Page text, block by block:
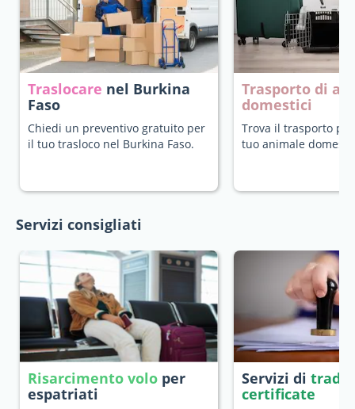
Traslocare nel Burkina
Faso
Chiedi un preventivo gratuito per
il tuo trasloco nel Burkina Faso.
Trasporto di
domestici
Trova il trasporto
tuo animale
Servizi consigliati
Risarcimento volo per
espatriati
Servizi di
certificate